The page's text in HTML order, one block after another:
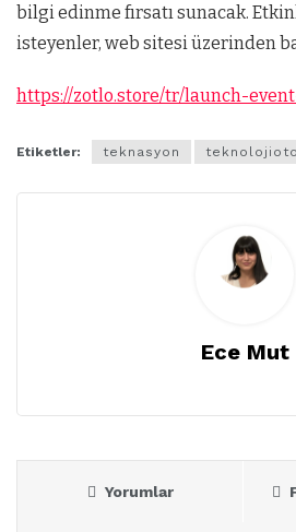
bilgi edinme fırsatı sunacak.
isteyenler, web sitesi üzerinden
https://zotlo.store/tr/launch-
Etiketler: teknasyon
Ece Mut
Yorumlar